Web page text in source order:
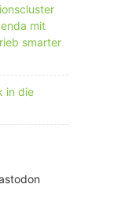
mit
smarter
in die